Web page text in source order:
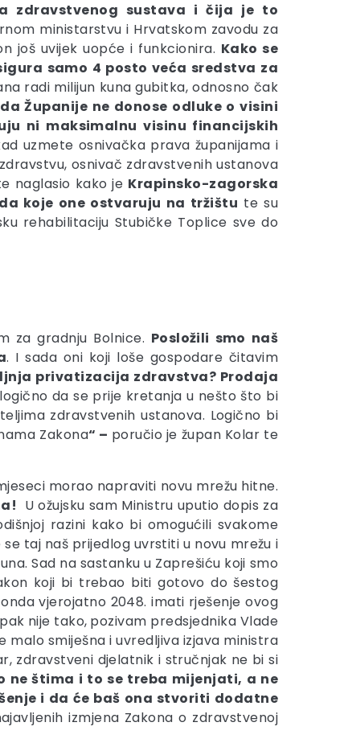
zdravstvenog sustava i čija je to
ministarstvu i Hrvatskom zavodu za
još uvijek uopće i funkcionira. Kako se
samo 4 posto veća sredstva za
radi milijun kuna gubitka, odnosno čak
Županije ne donose odluke o visini
ni maksimalnu visinu financijskih
uzmete osnivačka prava županijama i
osnivač zdravstvenih ustanova
naglasio kako je Krapinsko-zagorska
koje one ostvaruju na tržištu te su
rehabilitaciju Stubičke Toplice sve do
za gradnju Bolnice. Posložili smo naš
. I sada oni koji loše gospodare čitavim
privatizacija zdravstva? Prodaja
da se prije kretanja u nešto što bi
zdravstvenih ustanova. Logično bi
Zakona“ – poručio je župan Kolar te
morao napraviti novu mrežu hitne.
U ožujsku sam Ministru uputio dopis za
razini kako bi omogućili svakome
taj naš prijedlog uvrstiti u novu mrežu i
Sad na sastanku u Zaprešiću koji smo
koji bi trebao biti gotovo do šestog
vjerojatno 2048. imati rješenje ovog
nije tako, pozivam predsjednika Vlade
malo smiješna i uvredljiva izjava ministra
zdravstveni djelatnik i stručnjak ne bi si
ne štima i to se treba mijenjati, a ne
i da će baš ona stvoriti dodatne
izmjena Zakona o zdravstvenoj